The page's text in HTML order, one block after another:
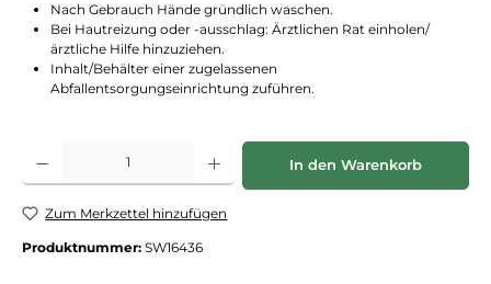
Nach Gebrauch Hände gründlich waschen.
Bei Hautreizung oder -ausschlag: Ärztlichen Rat einholen/
ärztliche Hilfe hinzuziehen.
Inhalt/Behälter einer zugelassenen
Abfallentsorgungseinrichtung zuführen.
Produkt Anzahl: Gib den gewünschten Wert ein oder benutze die
In den Warenkorb
Zum Merkzettel hinzufügen
Produktnummer: SW16436